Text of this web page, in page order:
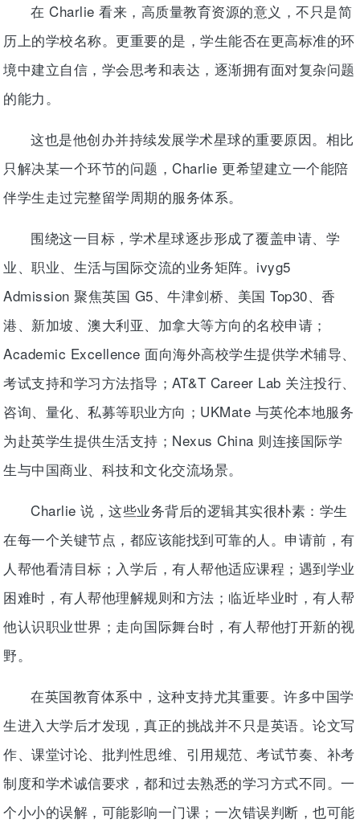
在 Charlie 看来，高质量教育资源的意义，不只是简
历上的学校名称。更重要的是，学生能否在更高标准的环
境中建立自信，学会思考和表达，逐渐拥有面对复杂问题
的能力。
这也是他创办并持续发展学术星球的重要原因。相比
只解决某一个环节的问题，Charlie 更希望建立一个能陪
伴学生走过完整留学周期的服务体系。
围绕这一目标，学术星球逐步形成了覆盖申请、学
业、职业、生活与国际交流的业务矩阵。ivyg5
Admission 聚焦英国 G5、牛津剑桥、美国 Top30、香
港、新加坡、澳大利亚、加拿大等方向的名校申请；
Academic Excellence 面向海外高校学生提供学术辅导、
考试支持和学习方法指导；AT&T Career Lab 关注投行、
咨询、量化、私募等职业方向；UKMate 与英伦本地服务
为赴英学生提供生活支持；Nexus China 则连接国际学
生与中国商业、科技和文化交流场景。
Charlie 说，这些业务背后的逻辑其实很朴素：学生
在每一个关键节点，都应该能找到可靠的人。申请前，有
人帮他看清目标；入学后，有人帮他适应课程；遇到学业
困难时，有人帮他理解规则和方法；临近毕业时，有人帮
他认识职业世界；走向国际舞台时，有人帮他打开新的视
野。
在英国教育体系中，这种支持尤其重要。许多中国学
生进入大学后才发现，真正的挑战并不只是英语。论文写
作、课堂讨论、批判性思维、引用规范、考试节奏、补考
制度和学术诚信要求，都和过去熟悉的学习方式不同。一
个小小的误解，可能影响一门课；一次错误判断，也可能